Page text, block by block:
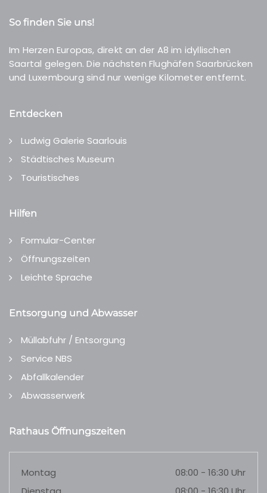
So finden Sie uns!
Im Herzen Europas, direkt an der A8 im idyllischen
Saartal gelegen. Die nächsten Flughäfen Saarbrücken
und Luxembourg sind nur wenige Kilometer entfernt.
Entdecken
Ludwig Galerie Saarlouis
Städtisches Museum
Touristisches
Hilfen
Formular-Center
Öffnungszeiten
Leichte Sprache
Entsorgung und Abwasser
Müllabfuhr / Entsorgung
Service NBS
Abfallkalender
Abwasserwerk
Rathaus Öffnungszeiten
Montag
08:00 - 16:30 Uhr